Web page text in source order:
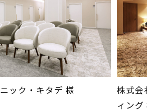
ック・キタデ 様
株式会
ィング